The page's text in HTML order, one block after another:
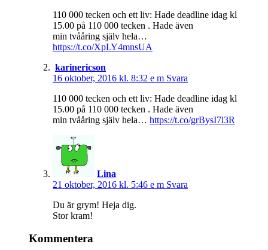
110 000 tecken och ett liv: Hade deadline idag kl
15.00 på 110 000 tecken . Hade även
min tvååring själv hela…
https://t.co/XpLY4mnsUA
karinericson
16 oktober, 2016 kl. 8:32 e m Svara
110 000 tecken och ett liv: Hade deadline idag kl
15.00 på 110 000 tecken . Hade även
min tvååring själv hela… https://t.co/grBysI7l3R
Lina
21 oktober, 2016 kl. 5:46 e m Svara
Du är grym! Heja dig.
Stor kram!
Kommentera